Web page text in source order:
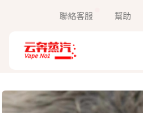
聯絡客服 幫助